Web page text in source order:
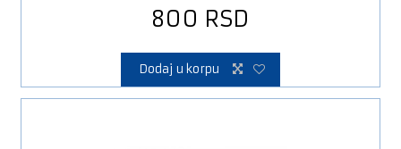
800 RSD
Dodaj u korpu